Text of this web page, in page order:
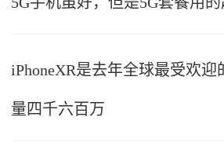
iPhoneXR是去年全球最受欢迎
量四千六百万